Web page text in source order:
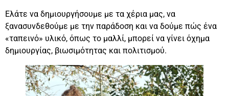
Ελάτε να δημιουργήσουμε με τα χέρια μας, να
ξανασυνδεθούμε με την παράδοση και να δούμε πώς ένα
«ταπεινό» υλικό, όπως το μαλλί, μπορεί να γίνει όχημα
δημιουργίας, βιωσιμότητας και πολιτισμού.